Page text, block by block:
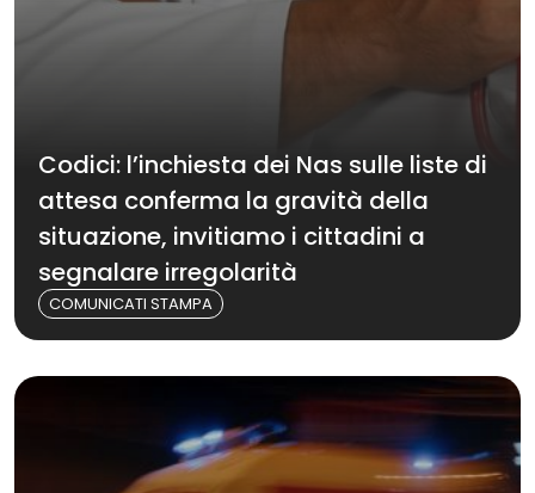
Codici: l’inchiesta dei Nas sulle liste di
attesa conferma la gravità della
situazione, invitiamo i cittadini a
segnalare irregolarità
COMUNICATI STAMPA